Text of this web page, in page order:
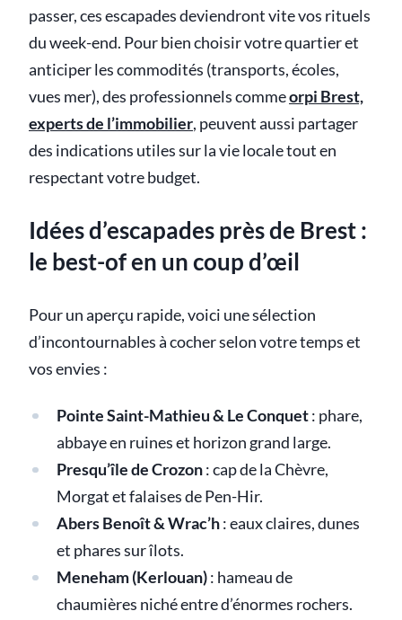
passer, ces escapades deviendront vite vos rituels
du week-end. Pour bien choisir votre quartier et
anticiper les commodités (transports, écoles,
vues mer), des professionnels commeorpi Brest,
experts de l’immobilier, peuvent aussi partager
des indications utiles sur la vie locale tout en
respectant votre budget.
Idées d’escapades près de Brest :
le best-of en un coup d’œil
Pour un aperçu rapide, voici une sélection
d’incontournables à cocher selon votre temps et
vos envies :
Pointe Saint-Mathieu & Le Conquet: phare,
abbaye en ruines et horizon grand large.
Presqu’île de Crozon: cap de la Chèvre,
Morgat et falaises de Pen-Hir.
Abers Benoît & Wrac’h: eaux claires, dunes
et phares sur îlots.
Meneham (Kerlouan): hameau de
chaumières niché entre d’énormes rochers.